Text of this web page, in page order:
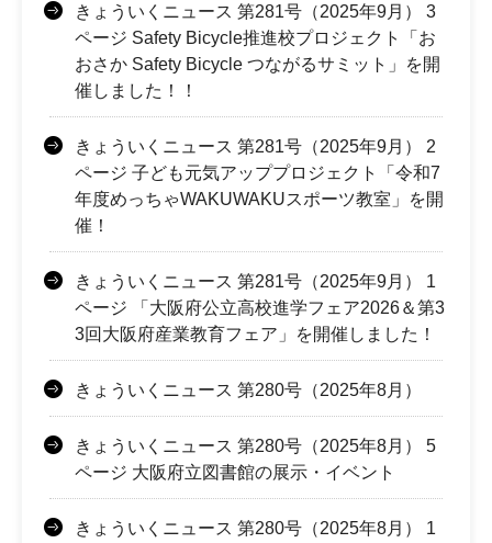
きょういくニュース 第281号（2025年9月） 3
ページ Safety Bicycle推進校プロジェクト「お
おさか Safety Bicycle つながるサミット」を開
催しました！！
きょういくニュース 第281号（2025年9月） 2
ページ 子ども元気アッププロジェクト「令和7
年度めっちゃWAKUWAKUスポーツ教室」を開
催！
きょういくニュース 第281号（2025年9月） 1
ページ 「大阪府公立高校進学フェア2026＆第3
3回大阪府産業教育フェア」を開催しました！
きょういくニュース 第280号（2025年8月）
きょういくニュース 第280号（2025年8月） 5
ページ 大阪府立図書館の展示・イベント
きょういくニュース 第280号（2025年8月） 1